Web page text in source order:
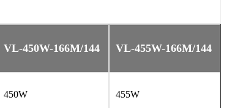
VL-450W-166M/144 VL-455W-166M/144
450W 455W